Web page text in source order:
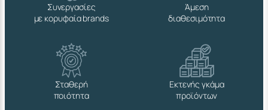
Συνεργασίες
με κορυφαία brands
Άμεση
διαθεσιμότητα
Σταθερή
ποιότητα
Εκτενής γκάμα
προϊόντων